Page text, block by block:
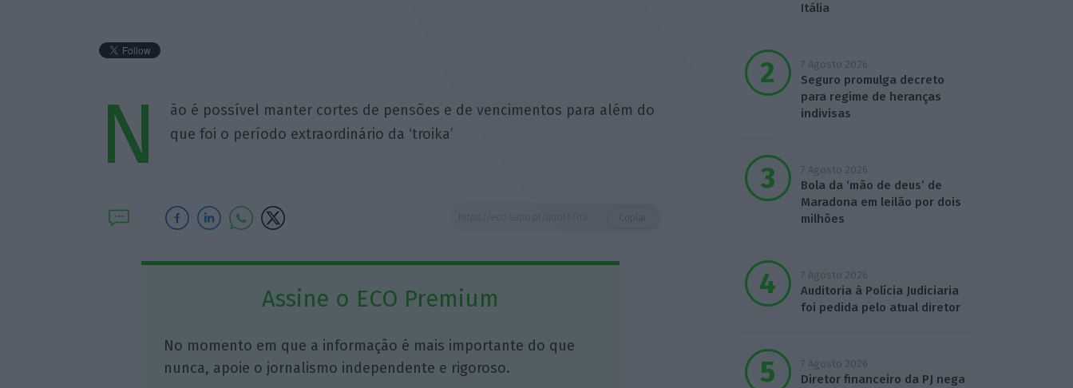
N
ão é possível manter cortes de pensões e de vencimentos para além do
que foi o período extraordinário da ‘troika’
Assine o ECO Premium
No momento em que a informação é mais importante do que
nunca, apoie o jornalismo independente e rigoroso.
Itália
7 Agosto 2026
Seguro promulga decreto
para regime de heranças
indivisas
7 Agosto 2026
Bola da ‘mão de deus’ de
Maradona em leilão por dois
milhões
7 Agosto 2026
Auditoria à Polícia Judiciaria
foi pedida pelo atual diretor
7 Agosto 2026
Diretor financeiro da PJ nega